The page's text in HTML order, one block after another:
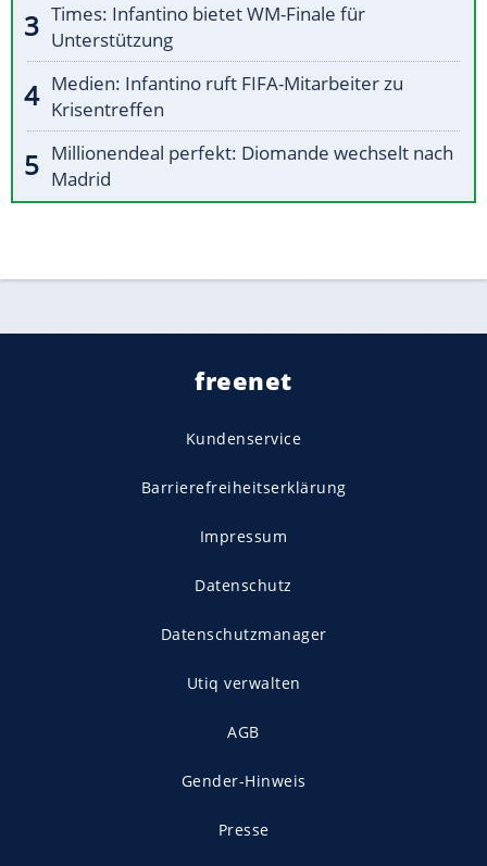
Times: Infantino bietet WM-Finale für
Unterstützung
Medien: Infantino ruft FIFA-Mitarbeiter zu
Krisentreffen
Millionendeal perfekt: Diomande wechselt nach
Madrid
freenet
Kundenservice
Barrierefreiheitserklärung
Impressum
Datenschutz
Datenschutzmanager
Utiq verwalten
AGB
Gender-Hinweis
Presse